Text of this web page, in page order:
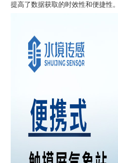
提高了数据获取的时效性和便捷性。